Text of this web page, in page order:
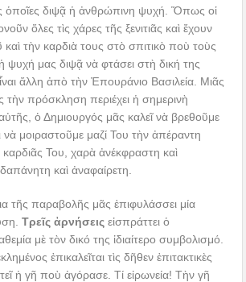
ὁποῖες διψᾷ ἡ ἀνθρώπινη ψυχή. Ὅπως οἱ
ὅλες τὶς χάρες τῆς ξενιτιᾶς καὶ ἔχουν
τὴν καρδιὰ τους στὸ σπιτικὸ ποὺ τοὺς
ἡ ψυχή μας διψᾷ νὰ φτάσει στὴ δική της
ἄλλη ἀπὸ τὴν Ἐπουράνιο Βασιλεία. Μιᾶς
τὴν πρόσκληση περιέχει ἡ σημερινὴ
ὁ Δημιουργός μᾶς καλεῖ νὰ βρεθοῦμε
νὰ μοιραστοῦμε μαζί Του τὴν ἀπέραντη
Του, χαρὰ ἀνέκφραστη καὶ
καὶ ἀναφαίρετη.
τῆς παραβολῆς μᾶς ἐπιφυλάσσει μία
Τρεῖς ἀρνήσεις εἰσπράττει ὁ
μὲ τὸν δικό της ἰδιαίτερο συμβολισμό.
ἐπικαλεῖται τὶς δῆθεν ἐπιτακτικὲς
ἡ γῆ ποὺ ἀγόρασε. Τί εἰρωνεία! Τὴν γῆ